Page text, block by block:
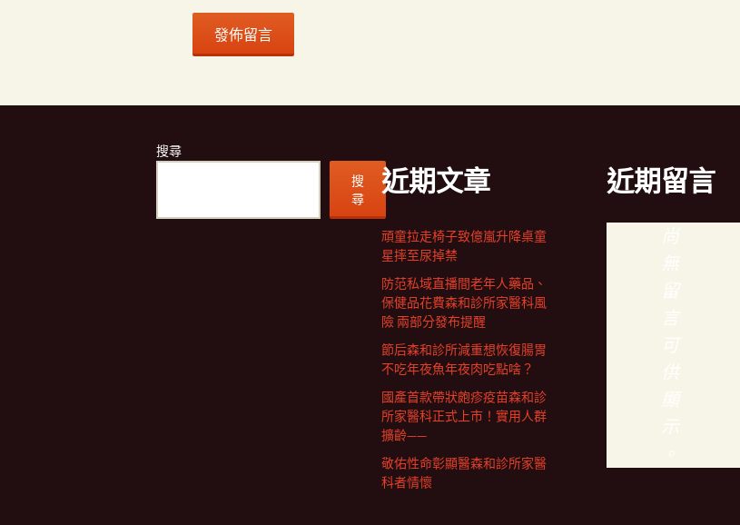
搜尋
搜
尋
近期文章
頑童拉走椅子致億嵐升降桌童
星摔至尿掉禁
防范私域直播間老年人藥品、
保健品花費森和診所家醫科風
險 兩部分發布提醒
節后森和診所減重想恢復腸胃
不吃年夜魚年夜肉吃點啥？
國產首款帶狀皰疹疫苗森和診
所家醫科正式上市！實用人群
擴齡——
敬佑性命彰顯醫森和診所家醫
科者情懷
近期留言
尚
無
留
言
可
供
顯
示
。